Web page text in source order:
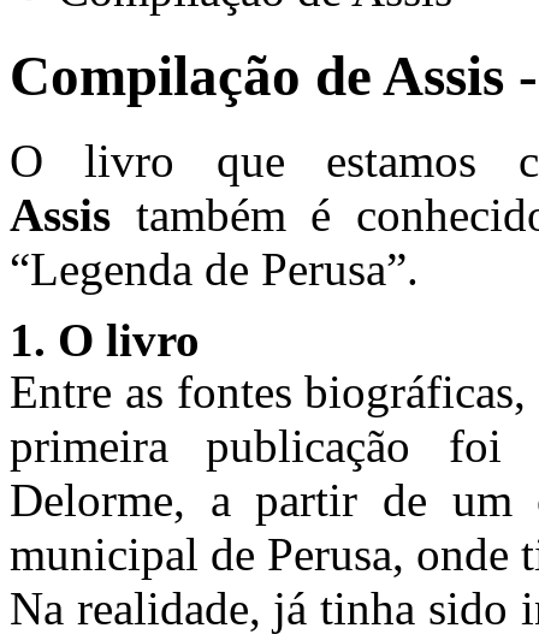
Compilação de Assis
O livro que estamos
Assis também é
“Legenda de Perusa”.
1. O livro
Entre as fontes
primeira publicação
Delorme, a partir de um
municipal de Perusa,
Na realidade, já tinha sido